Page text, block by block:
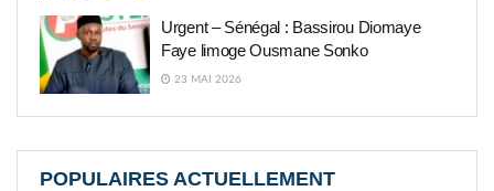
Urgent – Sénégal : Bassirou Diomaye
Faye limoge Ousmane Sonko
23 MAI 2026
POPULAIRES ACTUELLEMENT